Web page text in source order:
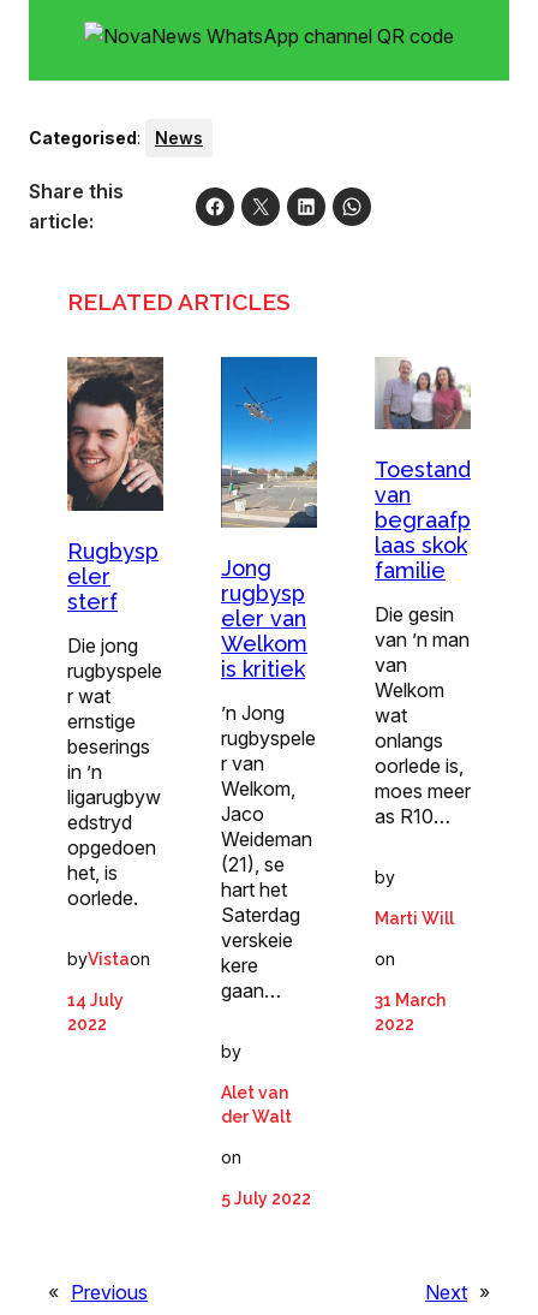
Categorised: News
Share this
article:
RELATED ARTICLES
Rugbysp
eler
sterf
Die jong
rugbyspele
r wat
ernstige
beserings
in ’n
ligarugbyw
edstryd
opgedoen
het, is
oorlede.
byVistaon
14 July
2022
Jong
rugbysp
eler van
Welkom
is kritiek
’n Jong
rugbyspele
r van
Welkom,
Jaco
Weideman
(21), se
hart het
Saterdag
verskeie
kere
gaan…
by
Alet van
der Walt
on
5 July 2022
Toestand
van
begraafp
laas skok
familie
Die gesin
van ’n man
van
Welkom
wat
onlangs
oorlede is,
moes meer
as R10…
by
Marti Will
on
31 March
2022
« Previous
Next »